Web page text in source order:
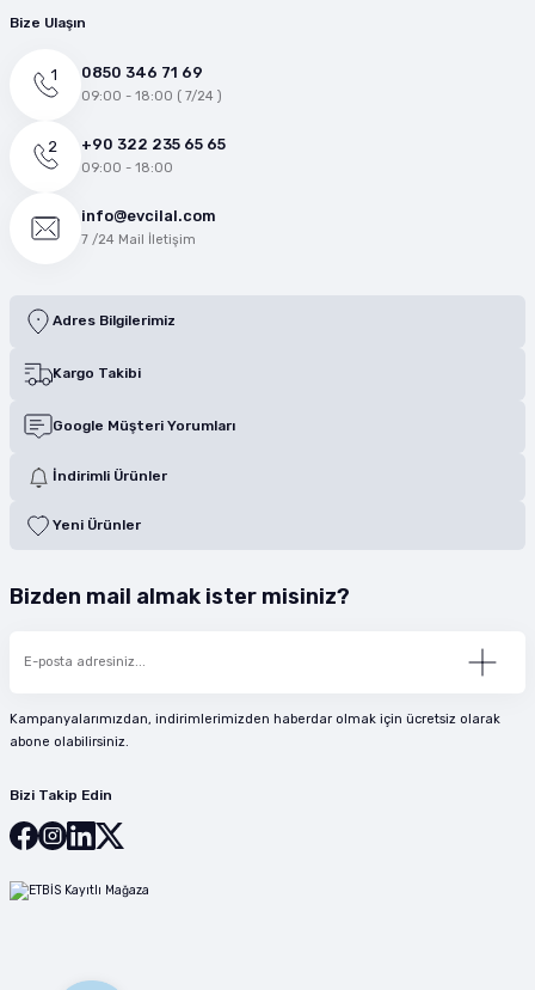
Bize Ulaşın
0850 346 71 69
09:00 - 18:00 ( 7/24 )
+90 322 235 65 65
09:00 - 18:00
info@evcilal.com
7 /24 Mail İletişim
Adres Bilgilerimiz
Kargo Takibi
Google Müşteri Yorumları
İndirimli Ürünler
Yeni Ürünler
Bizden mail almak ister misiniz?
Kampanyalarımızdan, indirimlerimizden haberdar olmak için ücretsiz olarak
abone olabilirsiniz.
Bizi Takip Edin